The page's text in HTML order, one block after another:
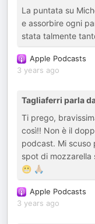
La puntata su
e assorbire ogni
stata talmente
Apple Podcasts
3 years ago
Tagliaferri parla
Ti prego,
così!! Non è il
podcast. Mi scuso
spot di mozzarella
😬 🙏🏼
Apple Podcasts
3 years ago